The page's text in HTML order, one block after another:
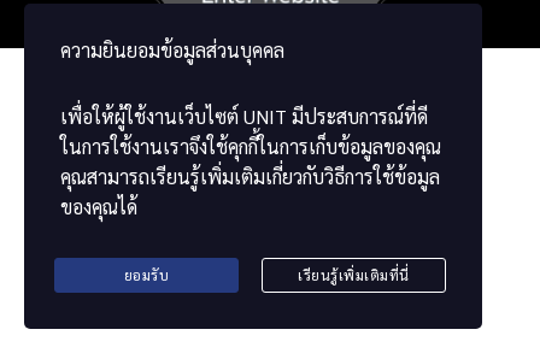
ความยินยอมข้อมูลส่วนบุคคล
เพื่อให้ผู้ใช้งานเว็บไซต์ UNIT มีประสบการณ์ที่ดี
ในการใช้งานเราจึงใช้คุกกี้ในการเก็บข้อมูลของคุณ
คุณสามารถเรียนรู้เพิ่มเติมเกี่ยวกับวิธีการใช้ข้อมูล
ของคุณได้
ยอมรับ เรียนรู้เพิ่มเติมที่นี่